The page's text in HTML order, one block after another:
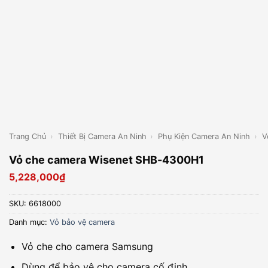
Trang Chủ › Thiết Bị Camera An Ninh › Phụ Kiện Camera An Ninh ›
Vỏ che camera Wisenet SHB-4300H1
5,228,000₫
SKU: 6618000
Danh mục: Vỏ bảo vệ camera
Vỏ che cho camera Samsung